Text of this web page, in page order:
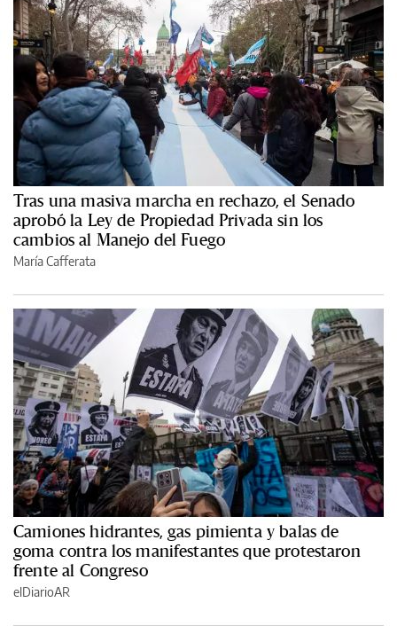
Tras una masiva marcha en rechazo, el Senado
aprobó la Ley de Propiedad Privada sin los
cambios al Manejo del Fuego
María Cafferata
Camiones hidrantes, gas pimienta y balas de
goma contra los manifestantes que protestaron
frente al Congreso
elDiarioAR